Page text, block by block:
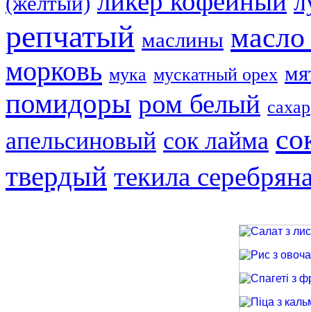
репчатый маслины масло
морковь мука мускатный орех
помидоры ром белый сахар
апельсиновый сок лайма
твердый текила